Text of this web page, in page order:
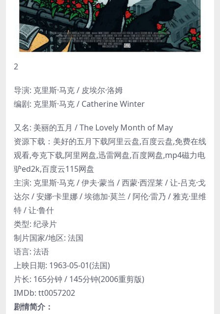
2
导演: 克里斯·马克 / 皮埃尔·洛姆
编剧: 克里斯·马克 / Catherine Winter
又名: 美丽的五月 / The Lovely Month of May
资源下载：美好的五月下载阿里云盘,百度云盘,免费在线
观看,夸克下载,阿里网盘,迅雷网盘,百度网盘,mp4磁力电
驴ed2k,百度云115网盘
主演: 克里斯·马克 / 伊夫·蒙当 / 西蒙·西涅莱 / 让-吕克·戈
达尔 / 安娜·卡里娜 / 埃德加·莫兰 / 阿伦·雷乃 / 雅克·里维
特 / 让·鲁什
类型: 纪录片
制片国家/地区: 法国
语言: 法语
上映日期: 1963-05-01(法国)
片长: 165分钟 / 145分钟(2006重剪版)
IMDb: tt0057202
剧情简介：